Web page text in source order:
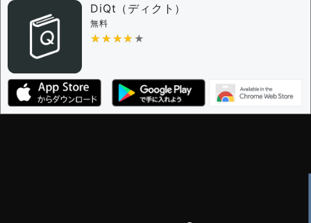
DiQt（ディクト）
無料
★★★★★
★★★★★